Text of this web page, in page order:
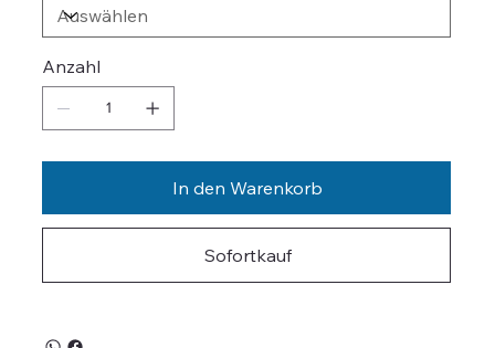
Anzahl
In den Warenkorb
Sofortkauf